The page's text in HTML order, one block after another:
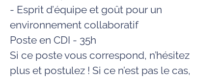
- Esprit d’équipe et goût pour un
environnement collaboratif
Poste en CDI - 35h
Si ce poste vous correspond, n’hésitez
plus et postulez ! Si ce n’est pas le cas,